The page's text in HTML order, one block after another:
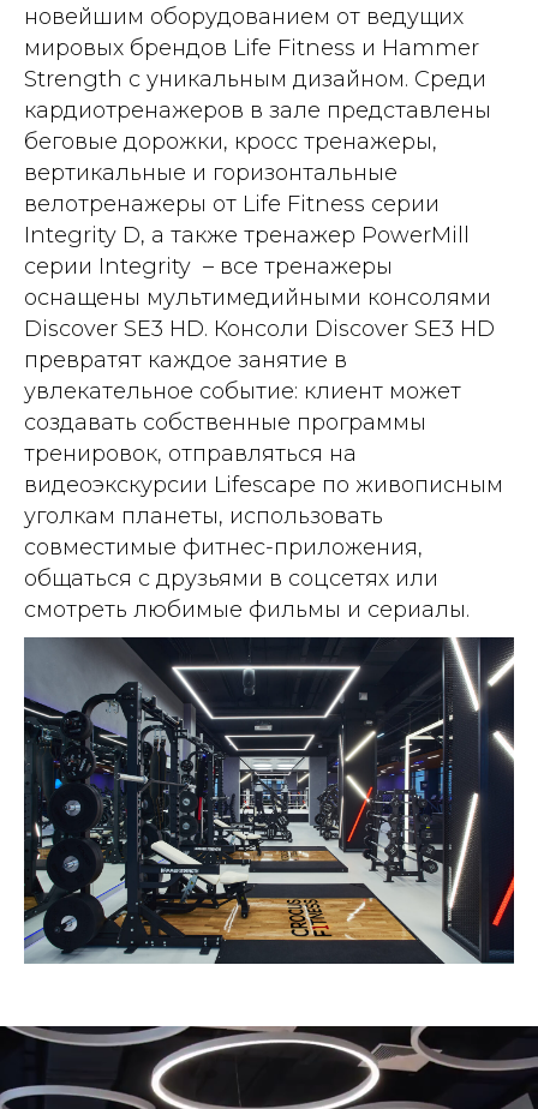
новейшим оборудованием от ведущих
мировых брендов Life Fitness и Hammer
Strength с уникальным дизайном. Среди
кардиотренажеров в зале представлены
беговые дорожки, кросс тренажеры,
вертикальные и горизонтальные
велотренажеры от Life Fitness серии
Integrity D, а также тренажер PowerMill
серии Integrity – все тренажеры
оснащены мультимедийными консолями
Discover SE3 HD. Консоли Discover SE3 HD
превратят каждое занятие в
увлекательное событие: клиент может
создавать собственные программы
тренировок, отправляться на
видеоэкскурсии Lifescape по живописным
уголкам планеты, использовать
совместимые фитнес-приложения,
общаться с друзьями в соцсетях или
смотреть любимые фильмы и сериалы.